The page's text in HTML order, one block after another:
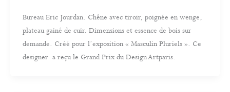
Bureau Eric Jourdan. Chêne avec tiroir, poignée en wenge,
plateau gainé de cuir. Dimensions et essence de bois sur
demande. Créé pour l’exposition « Masculin Pluriels ». Ce
designer a reçu le Grand Prix du Design Artparis.